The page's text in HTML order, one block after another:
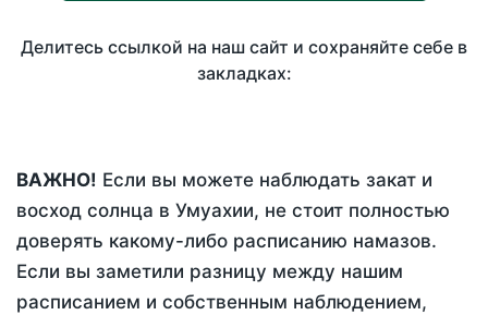
Делитесь ссылкой на наш сайт и сохраняйте себе в
закладках:
ВАЖНО! Если вы можете наблюдать закат и
восход солнца в Умуахии, не стоит полностью
доверять какому-либо расписанию намазов.
Если вы заметили разницу между нашим
расписанием и собственным наблюдением,